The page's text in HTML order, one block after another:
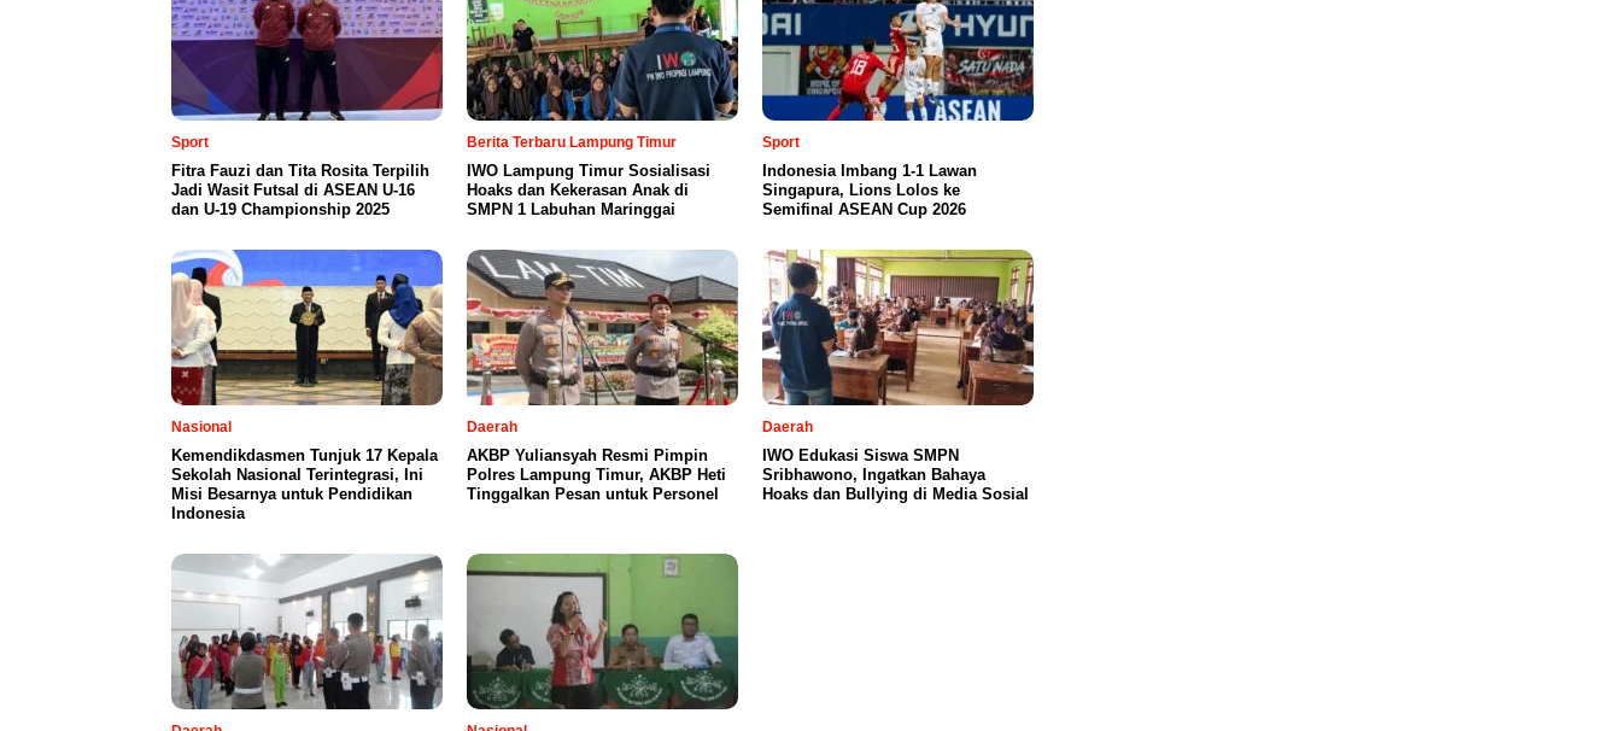
Sport
Fitra Fauzi dan Tita Rosita Terpilih
Jadi Wasit Futsal di ASEAN U-16
dan U-19 Championship 2025
Berita Terbaru Lampung Timur
IWO Lampung Timur Sosialisasi
Hoaks dan Kekerasan Anak di
SMPN 1 Labuhan Maringgai
Sport
Indonesia Imbang 1-1 Lawan
Singapura, Lions Lolos ke
Semifinal ASEAN Cup 2026
Nasional
Kemendikdasmen Tunjuk 17 Kepala
Sekolah Nasional Terintegrasi, Ini
Misi Besarnya untuk Pendidikan
Indonesia
Daerah
AKBP Yuliansyah Resmi Pimpin
Polres Lampung Timur, AKBP Heti
Tinggalkan Pesan untuk Personel
Daerah
IWO Edukasi Siswa SMPN
Sribhawono, Ingatkan Bahaya
Hoaks dan Bullying di Media Sosial